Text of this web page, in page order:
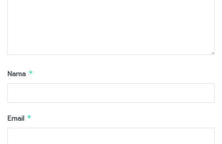
Nama *
Email *